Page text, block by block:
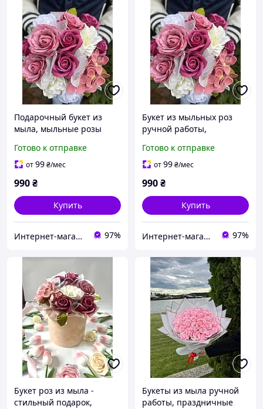
Подарочный букет из
мыла, мыльные розы
оригинальный подарок
для девушки, мамы,
Готово к отправке
от99₴/мес
990₴
Купить
Интернет-магазин "Happy-land" 97%
Букет из мыльных роз
ручной работы,
цветов, декоративный
букет из мыла, подарок
Готово к отправке
от99₴/мес
990₴
Купить
Интернет-магазин "Happy-land" 97%
Букет роз из мыла -
стильный подарок,
Букеты из мыла ручной
работы, праздничные